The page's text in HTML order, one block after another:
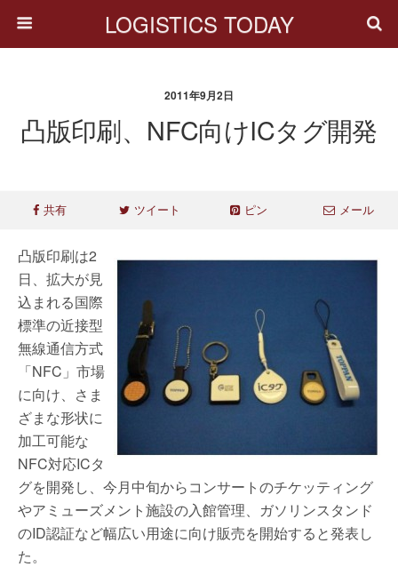
LOGISTICS TODAY
2011年9月2日
凸版印刷、NFC向けICタグ開発
共有 ツイート ピン メール
凸版印刷は2
日、拡大が見
込まれる国際
標準の近接型
無線通信方式
「NFC」市場
に向け、さま
ざまな形状に
加工可能な
NFC対応ICタ
グを開発し、今月中旬からコンサートのチケッティング
やアミューズメント施設の入館管理、ガソリンスタンド
のID認証など幅広い用途に向け販売を開始すると発表し
た。